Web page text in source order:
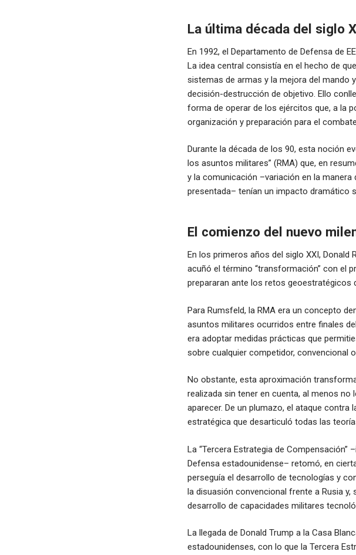
La última década del siglo
En 1992, el Departamento de Defensa de
La idea central consistía en el hecho de
sistemas de armas y la mejora del mando
decisión-destrucción de objetivo. Ello
forma de operar de los ejércitos que, a la
organización y preparación para el
Durante la década de los 90, esta noción
los asuntos militares” (RMA) que, en
y la comunicación –variación en la
presentada– tenían un impacto dramático
El comienzo del nuevo
En los primeros años del siglo XXI, Donald
acuñó el término “transformación” con el
prepararan ante los retos geoestratégicos
Para Rumsfeld, la RMA era un concepto
asuntos militares ocurridos entre finales
era adoptar medidas prácticas que
sobre cualquier competidor, convencional
No obstante, esta aproximación
realizada sin tener en cuenta, al menos no
aparecer. De un plumazo, el ataque contra
estratégica que desarticuló todas las
La “Tercera Estrategia de Compensación”
Defensa estadounidense– retomó, en
perseguía el desarrollo de tecnologías y
la disuasión convencional frente a Rusia
desarrollo de capacidades militares
La llegada de Donald Trump a la Casa
estadounidenses, con lo que la Tercera